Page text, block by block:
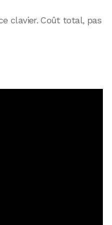
clavier. Coût total, pas